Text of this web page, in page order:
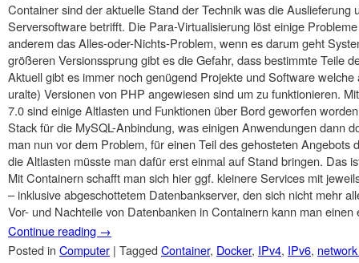
Container sind der aktuelle Stand der Technik was die Auslieferung
Serversoftware betrifft. Die Para-Virtualisierung löst einige
anderem das Alles-oder-Nichts-Problem, wenn es darum geht
größeren Versionssprung gibt es die Gefahr, dass bestimmte Teile
Aktuell gibt es immer noch genügend Projekte und Software
uralte) Versionen von PHP angewiesen sind um zu funktionieren.
7.0 sind einige Altlasten und Funktionen über Bord geworfen
Stack für die MySQL-Anbindung, was einigen Anwendungen dann
man nun vor dem Problem, für einen Teil des gehosteten Angebots
die Altlasten müsste man dafür erst einmal auf Stand bringen. Das
Mit Containern schafft man sich hier ggf. kleinere Services mit
– inklusive abgeschottetem Datenbankserver, den sich nicht mehr
Vor- und Nachteile von Datenbanken in Containern kann man
Continue reading →
Posted in Computer | Tagged Container, Docker, IPv4, IPv6,